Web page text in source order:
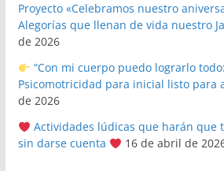
Proyecto «Celebramos nuestro
Alegorías que llenan de vida nuestro
de 2026
“Con mi cuerpo puedo lograrlo todo:
Psicomotricidad para inicial listo para
de 2026
Actividades lúdicas que harán que
sin darse cuenta
16 de abril de